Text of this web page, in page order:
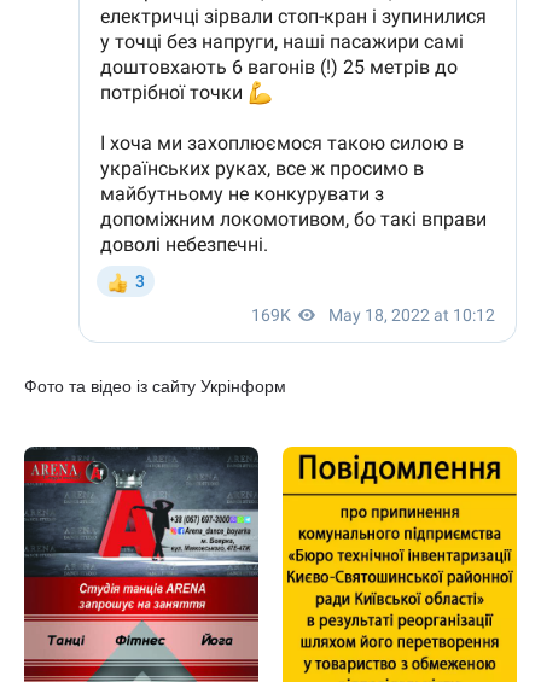
Фото та відео із сайту Укрінформ